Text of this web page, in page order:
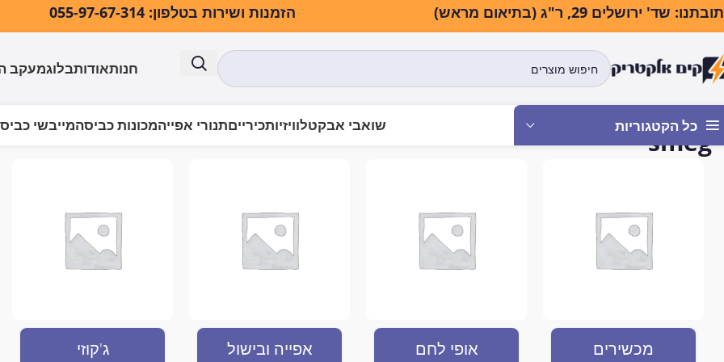
שד' ירושלים 29, ר"ג (בתיאום מראש) הזמנות ושירות בטלפון: 055-97-67-314
חנותאודותבלוגמעקב
כל הקטגוריות שואבי אבקטלוויזיותכירייםתנורי אפייהמכונות כביסהמייבשי
smegעמוד הבית
מכשירים
אופי לחם אפייה ובישול ג'קוזי